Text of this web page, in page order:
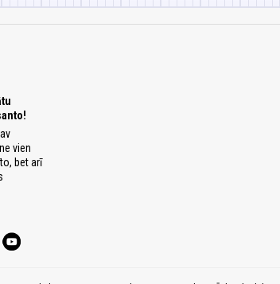
vien
bet arī